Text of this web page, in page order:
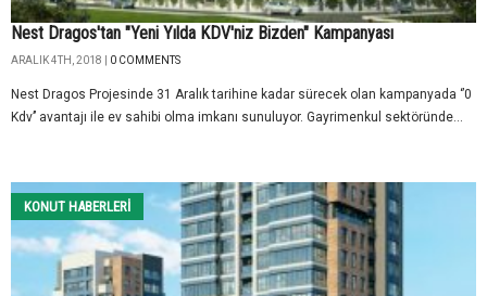
Nest Dragos'tan "Yeni Yılda KDV'niz Bizden" Kampanyası
ARALIK 4TH, 2018 | 0 COMMENTS
Nest Dragos Projesinde 31 Aralık tarihine kadar sürecek olan kampanyada ‘’0
Kdv’’ avantajı ile ev sahibi olma imkanı sunuluyor. Gayrimenkul sektöründe...
KONUT HABERLERI